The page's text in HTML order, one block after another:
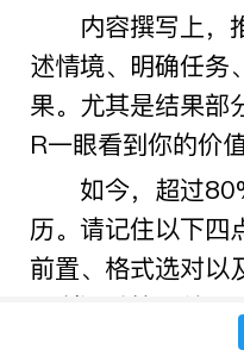
内容撰写上，
述情境、明确任务
果。尤其是结果部
R一眼看到你的价值
如今，超过
历。请记住以下四
前置、格式选对以
顺利通过第一关。
二、学校助力：你